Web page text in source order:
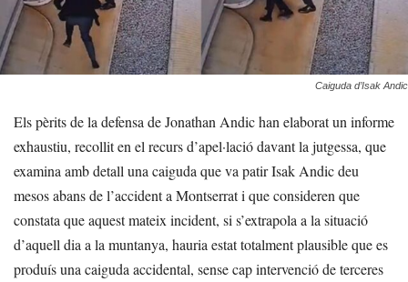
Caiguda d’Isak Andic
Els pèrits de la defensa de Jonathan Andic han elaborat un informe
exhaustiu, recollit en el recurs d’apel·lació davant la jutgessa, que
examina amb detall una caiguda que va patir Isak Andic deu
mesos abans de l’accident a Montserrat i que consideren que
constata que aquest mateix incident, si s’extrapola a la situació
d’aquell dia a la muntanya, hauria estat totalment plausible que es
produís una caiguda accidental, sense cap intervenció de terceres